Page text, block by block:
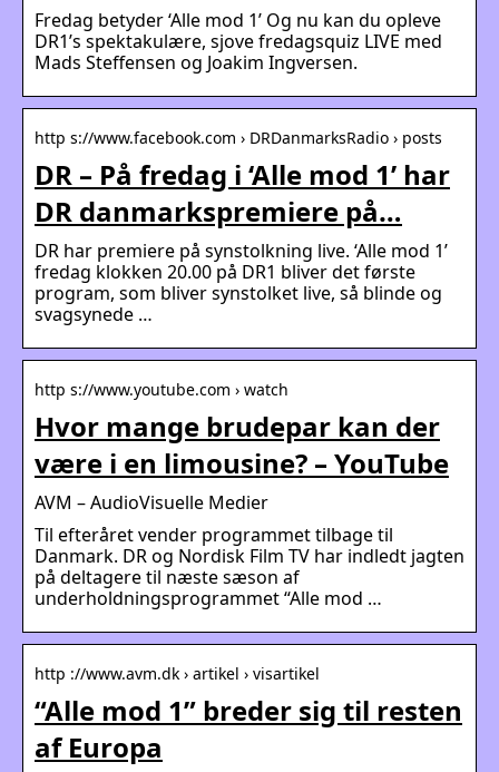
Fredag betyder ‘Alle mod 1’ Og nu kan du opleve
DR1’s spektakulære, sjove fredagsquiz LIVE med
Mads Steffensen og Joakim Ingversen.
http s://www.facebook.com › DRDanmarksRadio › posts
DR – På fredag i ‘Alle mod 1’ har
DR danmarkspremiere på…
DR har premiere på synstolkning live. ‘Alle mod 1’
fredag klokken 20.00 på DR1 bliver det første
program, som bliver synstolket live, så blinde og
svagsynede …
http s://www.youtube.com › watch
Hvor mange brudepar kan der
være i en limousine? – YouTube
AVM – AudioVisuelle Medier
Til efteråret vender programmet tilbage til
Danmark. DR og Nordisk Film TV har indledt jagten
på deltagere til næste sæson af
underholdningsprogrammet “Alle mod …
http ://www.avm.dk › artikel › visartikel
“Alle mod 1” breder sig til resten
af Europa